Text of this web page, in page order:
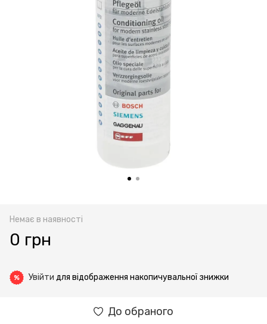
Немає в наявності
0 грн
% Увійти для відображення накопичувальної знижки
До обраного